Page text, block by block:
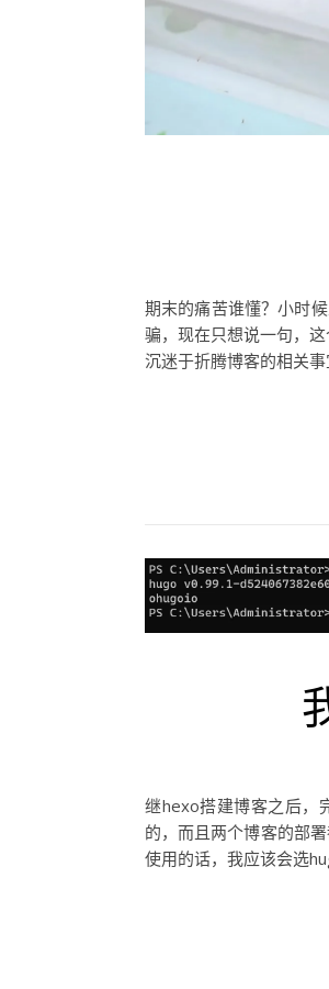
期末的痛苦谁懂？小时
骗，现在只想说一句，
沉迷于折腾博客的相关
继hexo搭建博客之后，
的，而且两个博客的部
使用的话，我应该会选